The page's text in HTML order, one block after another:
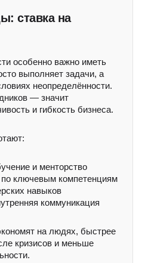
ставка на
особенно важно иметь
выполняет задачи, а
неопределённости.
— значит
и гибкость бизнеса.
и менторство
ключевым компетенциям
навыков
коммуникация
на людях, быстрее
кризисов и меньше